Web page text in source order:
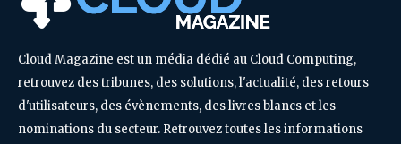
Cloud Magazine est un média dédié au Cloud Computing,
retrouvez des tribunes, des solutions, l'actualité, des retours
d'utilisateurs, des évènements, des livres blancs et les
nominations du secteur. Retrouvez toutes les informations